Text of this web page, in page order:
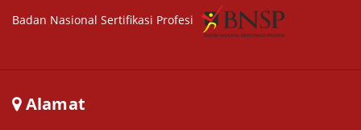
Badan Nasional Sertifikasi Profesi
Alamat